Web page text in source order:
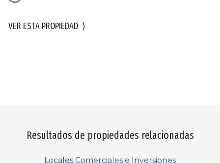
VER ESTA PROPIEDAD ⟩
Resultados de propiedades relacionadas
Locales Comerciales e Inversiones